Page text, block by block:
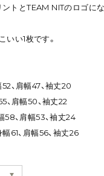
トとTEAM NITのロゴにな
いい1枚です。
、肩幅47、袖丈20
、肩幅50、袖丈22
58、肩幅53、袖丈24
61、肩幅56、袖丈26